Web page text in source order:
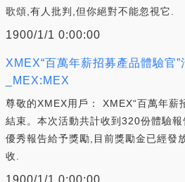
歌頌,有人批判,但你絕對不能忽視它.
1900/1/1 0:00:00
XMEX“百萬年薪招募產品體驗官
_MEX:MEX
尊敬的XMEX用戶： XMEX“百萬年薪
結束。本次活動共計收到320份體驗
優秀報告給予獎勵,目前獎勵金已經發
收.
1900/1/1 0:00:00